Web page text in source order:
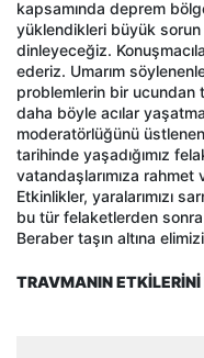
kapsamında deprem
yüklendikleri büyük sorun
dinleyeceğiz.
ederiz. Umarım
problemlerin bir ucundan
daha böyle acılar
moderatörlüğünü
tarihinde yaşadığımız
vatandaşlarımıza rahmet
Etkinlikler, yaralarımızı
bu tür felaketlerden
Beraber taşın altına
TRAVMANIN ETKİLERİNİ